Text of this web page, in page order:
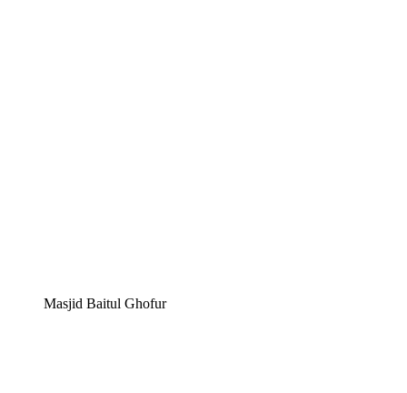
Masjid Baitul Ghofur